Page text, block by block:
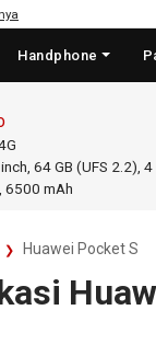
Handphone
inch, 64 GB (UFS 2.2), 4
6500 mAh
Huawei Pocket S